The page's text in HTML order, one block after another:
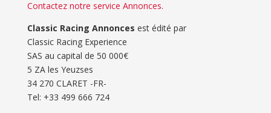
Contactez notre service Annonces.
Classic Racing Annonces est édité par
Classic Racing Experience
SAS au capital de 50 000€
5 ZA les Yeuzses
34 270 CLARET -FR-
Tel: ‭+33 499 666 724‬